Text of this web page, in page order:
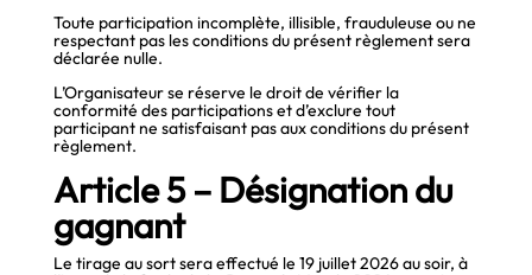
Toute participation incomplète, illisible, frauduleuse ou ne
respectant pas les conditions du présent règlement sera
déclarée nulle.
L’Organisateur se réserve le droit de vérifier la
conformité des participations et d’exclure tout
participant ne satisfaisant pas aux conditions du présent
règlement.
Article 5 – Désignation du
gagnant
Le tirage au sort sera effectué le 19 juillet 2026 au soir, à